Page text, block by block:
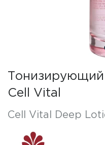
Cell Vital
Cell Vital Deep